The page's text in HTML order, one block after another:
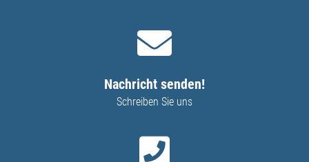
Nachricht senden!
Schreiben Sie uns